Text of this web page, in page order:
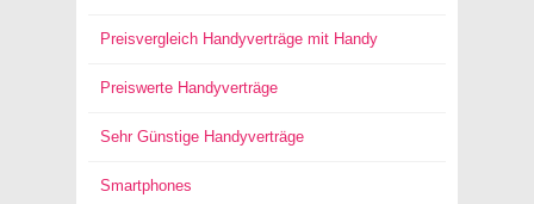
Preisvergleich Handyverträge mit Handy
Preiswerte Handyverträge
Sehr Günstige Handyverträge
Smartphones